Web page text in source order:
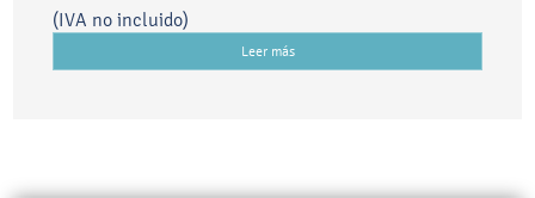
(IVA no incluido)
Leer más